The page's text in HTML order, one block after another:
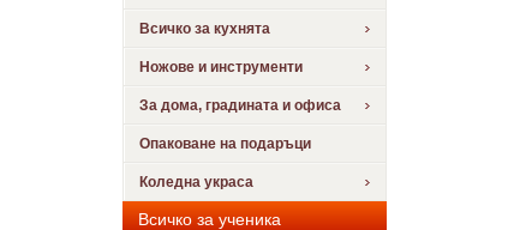
Всичко за кухнята
Ножове и инструменти
За дома, градината и офиса
Опаковане на подаръци
Коледна украса
Всичко за ученика